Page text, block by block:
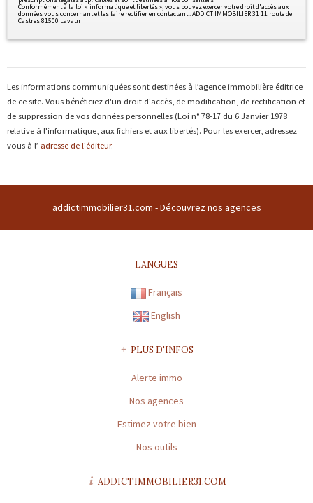
Conformément à la loi « informatique et libertés », vous pouvez exercer votre droit d'accès aux
données vous concernant et les faire rectifier en contactant : ADDICT IMMOBILIER 31 11 route de
Castres 81500 Lavaur
Les informations communiquées sont destinées à l’agence immobilière éditrice
de ce site. Vous bénéficiez d'un droit d'accès, de modification, de rectification et
de suppression de vos données personnelles (Loi n° 78-17 du 6 Janvier 1978
relative à l'informatique, aux fichiers et aux libertés). Pour les exercer, adressez
vous à l’ adresse de l'éditeur.
addictimmobilier31.com -Découvrez nos agences
LANGUES
Français
English
PLUS D'INFOS
Alerte immo
Nos agences
Estimez votre bien
Nos outils
ADDICTIMMOBILIER31.COM